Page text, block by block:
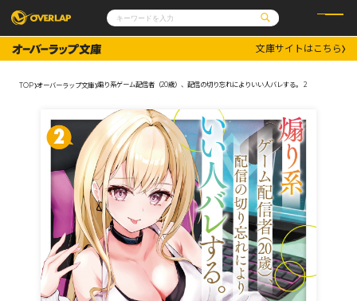
コミックガルド
コミッククリエ
文庫
ノベルス
コミックエッセイ
ポケットモンスター
アニメ
ゲーム
通販・NEWS
OVERLAP STORE
オーバーラップ広報室
企業
会社概要
採用情報
アクセス
オーバーラップホールディングス
お問い合わせはこちら
オーバーラップ文庫
オーバーラップノベルス
文庫サイトはこちら
TOP オーバーラップ文庫 煽り系ゲーム配信者（20歳）、配信の切り忘れによりいい人バレする。 2